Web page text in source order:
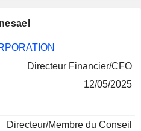
Directeur Financier/CFO
12/05/2025
Directeur/Membre du Conseil